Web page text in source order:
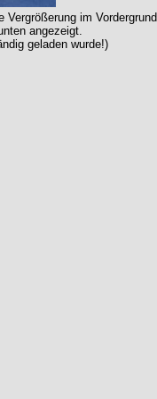
im Vordergrund
angezeigt.
geladen wurde!)